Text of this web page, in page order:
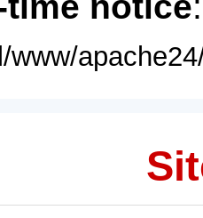
www/